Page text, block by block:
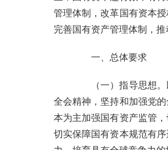
管理体制，改革国有资本
完善国有资产管理体制，
一、总体要求
（一）指导思想
全会精神，坚持和加强党
本为主加强国有资产监管
切实保障国有资本规范有